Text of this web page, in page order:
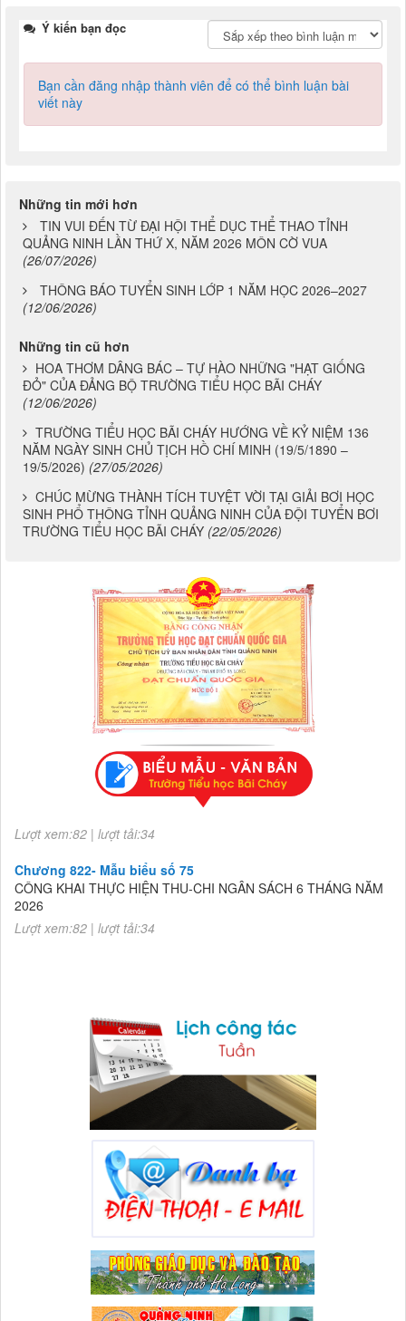
Bạn cần đăng nhập thành viên để có thể bình luận bài
Những tin mới hơn
TIN VUI ĐẾN TỪ ĐẠI HỘI THỂ DỤC THỂ THAO TỈNH
QUẢNG NINH LẦN THỨ X, NĂM 2026 MÔN CỜ VUA
(26/07/2026)
THÔNG BÁO TUYỂN SINH LỚP 1 NĂM HỌC 2026–2027
(12/06/2026)
Những tin cũ hơn
HOA THƠM DÂNG BÁC – TỰ HÀO NHỮNG "HẠT GIỐNG
ĐỎ" CỦA ĐẢNG BỘ TRƯỜNG TIỂU HỌC BÃI CHÁY
(12/06/2026)
TRƯỜNG TIỂU HỌC BÃI CHÁY HƯỚNG VỀ KỶ NIỆM 136
NĂM NGÀY SINH CHỦ TỊCH HỒ CHÍ MINH (19/5/1890 –
19/5/2026) (27/05/2026)
CHÚC MỪNG THÀNH TÍCH TUYỆT VỜI TẠI GIẢI BƠI HỌC
SINH PHỔ THÔNG TỈNH QUẢNG NINH CỦA ĐỘI TUYỂN BƠI
Chương 822- Mẫu biểu số 75
CÔNG KHAI THỰC HIỆN THU-CHI NGÂN SÁCH 6 THÁNG NĂM
Lượt xem:82 | lượt tải:34
Chương 822- Mẫu biểu số 75
CÔNG KHAI THỰC HIỆN THU-CHI NGÂN SÁCH 6 THÁNG NĂM
Lượt xem:82 | lượt tải:34